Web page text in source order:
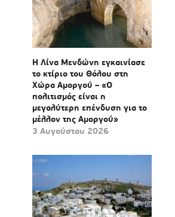
Η Λίνα Μενδώνη εγκαινίασε
το κτίριο του Θόλου στη
Χώρα Αμοργού – «Ο
πολιτισμός είναι η
μεγαλύτερη επένδυση για το
μέλλον της Αμοργού»
3 Αυγούστου 2026